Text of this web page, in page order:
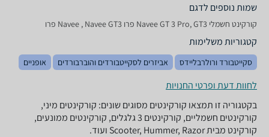
שמות נוספים לדגם
‏קורקינט חשמלי Navee GT 3 Pro, GT3 פרו Navee , Navee GT3 פרו
קטגוריות משלימות
סקייטבורד ורולרבליידס אביזרים לסקייטבורדים והוברבורדים אופניים
לחוות דעת ופרטי החנויות
בקטגוריה זו תמצאו קורקינטים מסוגים שונים: קורקינטים מיני,
קורקינטים חשמליים, קורקינטים 3 גלגלים, קורקינטים ממונעים,
קורקינט מבית Scooter, Hummer, Razor ועוד.